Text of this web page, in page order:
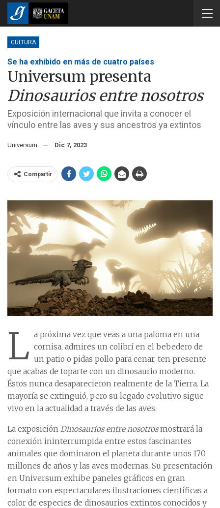
CULTURA
Se ha exhibido en más de cuatro países
Universum presenta
Dinosaurios entre nosotros
Exposición internacional que invita a conocer el
vínculo entre las aves y sus ancestros ya extintos
Universum Dic 7, 2023
Compartir
L a próxima vez que veas a una paloma en una
cornisa, admires un colibrí en el bebedero de
un patio o pidas pollo para cenar, ten presente
que acabas de toparte con un dinosaurio moderno.
Éstos nunca desaparecieron realmente de la Tierra. La
mayoría se extinguió, pero su legado evolutivo sigue
vivo en la actualidad a través de las aves.
La exposición Dinosaurios entre nosotrosmostrará la
conexión ininterrumpida entre estos fascinantes
animales que dominaron el planeta durante unos 170
millones de años y las aves modernas. Su presentación
en Universum exhibe paneles gráficos en gran
formato con espectaculares ilustraciones científicas a
color de especies de dinosaurios extintos conocidos y